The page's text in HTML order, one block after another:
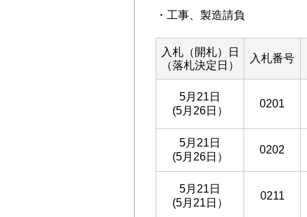
・工事、製造請負
入札（開札）日
（落札決定日）
入札番号
5月21日
(5月26日）
0201
5月21日
(5月26日）
0202
5月21日
(5月21日）
0211